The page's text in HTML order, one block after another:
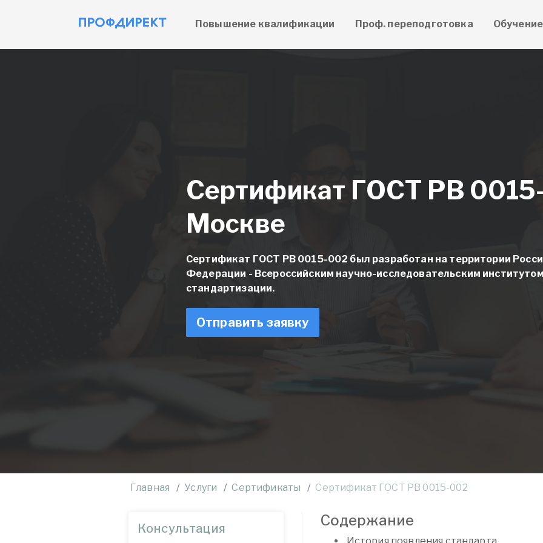
Повышение квалификации Проф. переподготовка Обучение
Cертификат ГОСТ РВ
Москве
Сертификат ГОСТ РВ 0015-002 был разработан на территории
Федерации - Всероссийским научно-исследовательским
стандартизации.
Отправить заявку
Главная Услуги Сертификаты Сертификат ГОСТ РВ 0015-002
Консультация Содержание